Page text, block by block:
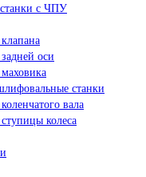
станки с ЧПУ
оси
станки
вала
колеса